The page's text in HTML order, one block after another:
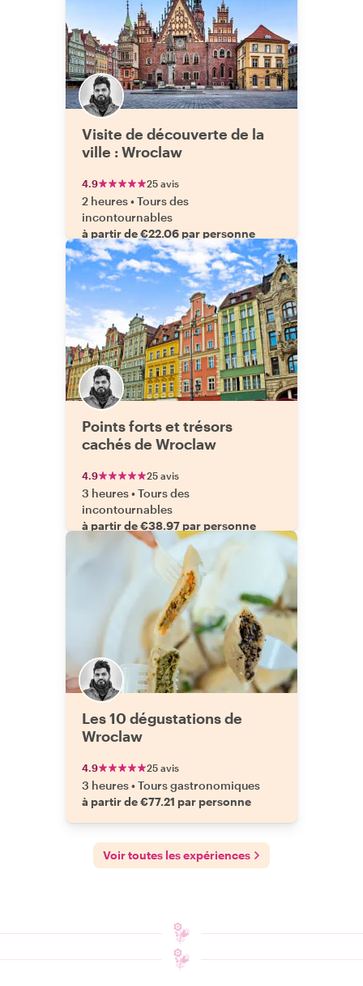
Visite de découverte de la
ville : Wroclaw
4.9 25 avis
2 heures•Tours des
incontournables
à partir de €22.06 par personne
Points forts et trésors
cachés de Wroclaw
4.9 25 avis
3 heures•Tours des
incontournables
à partir de €38.97 par personne
Les 10 dégustations de
Wroclaw
4.9 25 avis
3 heures•Tours gastronomiques
à partir de €77.21 par personne
Voir toutes les expériences